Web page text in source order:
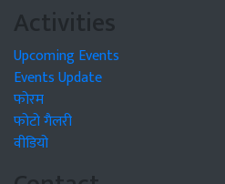
Activities
Upcoming Events
Events Update
फोरम
फोटो गैलरी
वीडियो